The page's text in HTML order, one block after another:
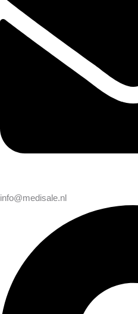
info@medisale.nl